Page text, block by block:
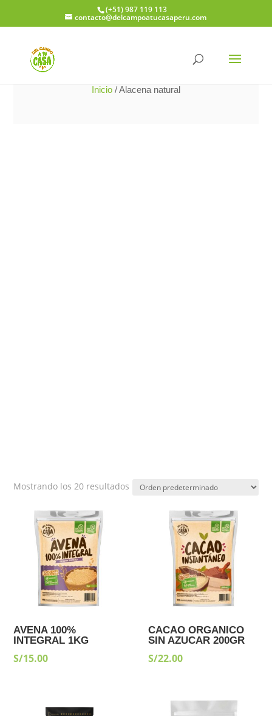
(+51) 987 119 113
contacto@delcampoatucasaperu.com
Inicio / Alacena natural
Mostrando los 20 resultados
AVENA 100%
INTEGRAL 1KG
S/15.00
CACAO ORGANICO
SIN AZUCAR 200GR
S/22.00